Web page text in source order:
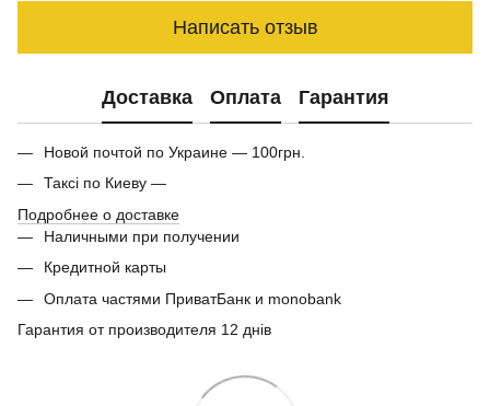
Написать отзыв
Доставка Оплата Гарантия
Новой почтой по Украине — 100грн.
Таксі по Киеву —
Подробнее о доставке
Наличными при получении
Кредитной карты
Оплата частями ПриватБанк и monobank
Гарантия от производителя 12 днів